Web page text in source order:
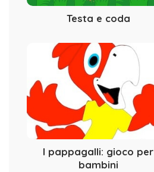
Testa e coda
I pappagalli: gioco per
bambini